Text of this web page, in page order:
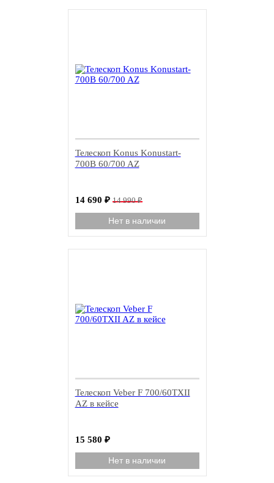
Телескоп Konus Konustart-
700B 60/700 AZ
14 690 ₽ 14 990₽
Нет в наличии
Телескоп Veber F 700/60TXII
AZ в кейсе
15 580 ₽
Нет в наличии